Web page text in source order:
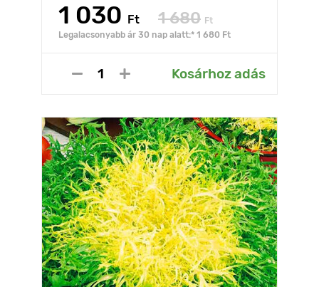
1 030 Ft 1 680 Ft
Legalacsonyabb ár 30 nap alatt:* 1 680 Ft
Kosárhoz adás